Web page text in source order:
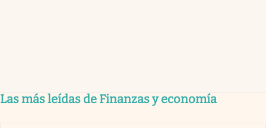
Las más leídas de Finanzas y economía